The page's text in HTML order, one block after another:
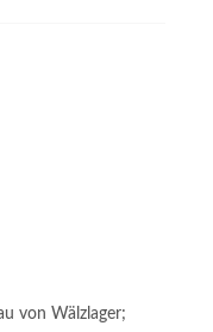
von Wälzlager;